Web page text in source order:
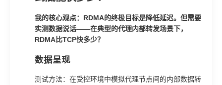
我的核心观点：RDMA的终极目标是降低延迟。但需要
实测数据说话——在典型的代理内部转发场景下，
RDMA比TCP快多少？
数据呈现
测试方法：在受控环境中模拟代理节点间的内部数据转